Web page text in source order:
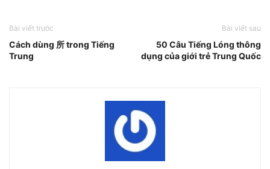
Bài viết trước
Cách dùng 所 trong Tiếng
Trung
Bài viết sau
50 Câu Tiếng Lóng thông
dụng của giới trẻ Trung Quốc